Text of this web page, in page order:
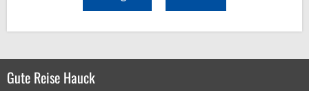
Gute Reise Hauck